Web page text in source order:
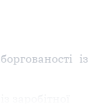
із